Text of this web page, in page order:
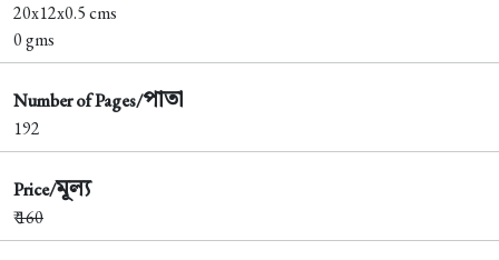
20x12x0.5 cms
0 gms
Number of Pages/পাতা
192
Price/মূল্য
₹160